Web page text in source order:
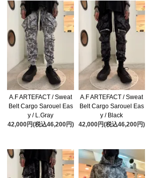
A.F ARTEFACT / Sweat
Belt Cargo Sarouel Eas
y / L.Gray
42,000円(税込46,200円)
A.F ARTEFACT / Sweat
Belt Cargo Sarouel Eas
y / Black
42,000円(税込46,200円)